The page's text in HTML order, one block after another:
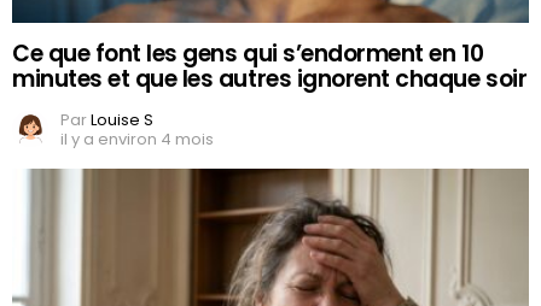
Ce que font les gens qui s’endorment en 10
minutes et que les autres ignorent chaque soir
ParLouise S
il y a environ 4 mois